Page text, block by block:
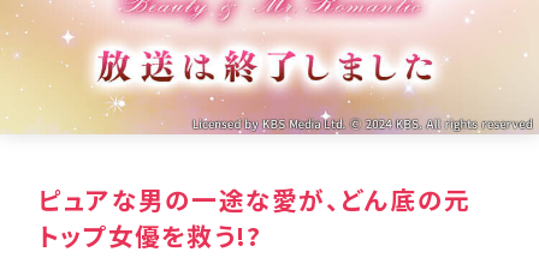
ピュアな男の一途な愛が、どん底の元
トップ女優を救う!?